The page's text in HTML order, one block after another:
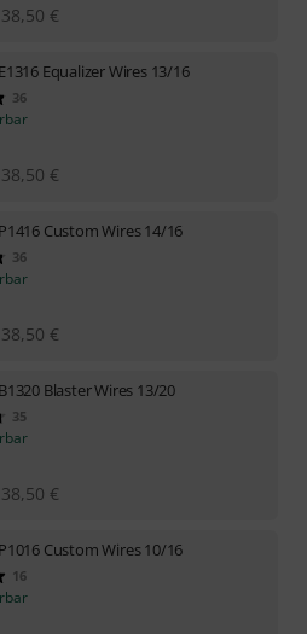
38,50 €
E1316 Equalizer Wires 13/16
36
38,50 €
P1416 Custom Wires 14/16
36
38,50 €
B1320 Blaster Wires 13/20
35
38,50 €
P1016 Custom Wires 10/16
16